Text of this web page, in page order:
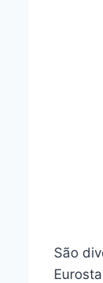
São